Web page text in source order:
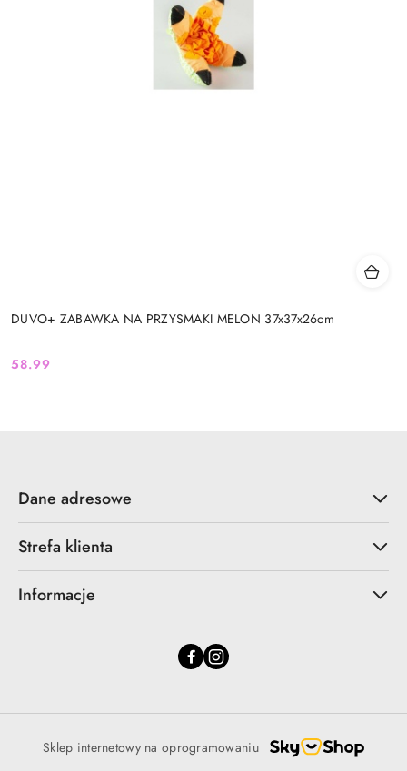
DUVO+ ZABAWKA NA PRZYSMAKI MELON 37x37x26cm
Cena:
58.99
Dane adresowe
Strefa klienta
Informacje
Sklep internetowy na oprogramowaniu